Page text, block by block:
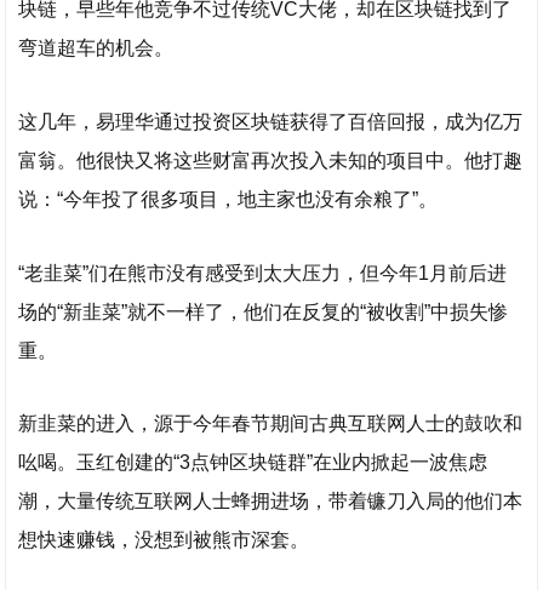
块链，早些年他竞争不过传统VC大佬，却在区块链找到了
弯道超车的机会。
这几年，易理华通过投资区块链获得了百倍回报，成为亿万
富翁。他很快又将这些财富再次投入未知的项目中。他打趣
说：“今年投了很多项目，地主家也没有余粮了”。
“老韭菜”们在熊市没有感受到太大压力，但今年1月前后进
场的“新韭菜”就不一样了，他们在反复的“被收割”中损失惨
重。
新韭菜的进入，源于今年春节期间古典互联网人士的鼓吹和
吆喝。玉红创建的“3点钟区块链群”在业内掀起一波焦虑
潮，大量传统互联网人士蜂拥进场，带着镰刀入局的他们本
想快速赚钱，没想到被熊市深套。